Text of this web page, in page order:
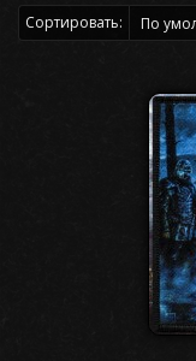
Сортировать: